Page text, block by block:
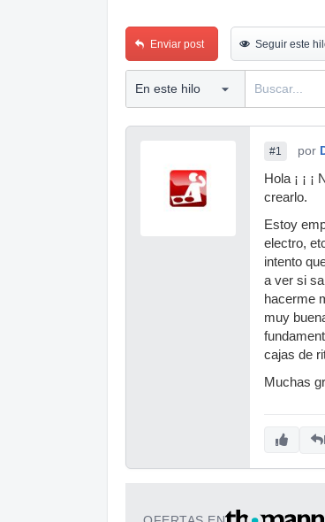
Enviar post Seguir este
#1 por
Hola ¡ ¡
crearlo.
Estoy
electro,
intento
a ver si
hacerme
muy
cajas de
Muchas